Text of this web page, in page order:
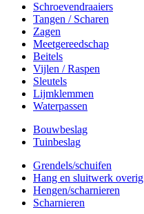
Schroevendraaiers
Tangen / Scharen
Zagen
Meetgereedschap
Beitels
Vijlen / Raspen
Sleutels
Lijmklemmen
Waterpassen
Bouwbeslag
Tuinbeslag
Grendels/schuifen
Hang en sluitwerk overig
Hengen/scharnieren
Scharnieren